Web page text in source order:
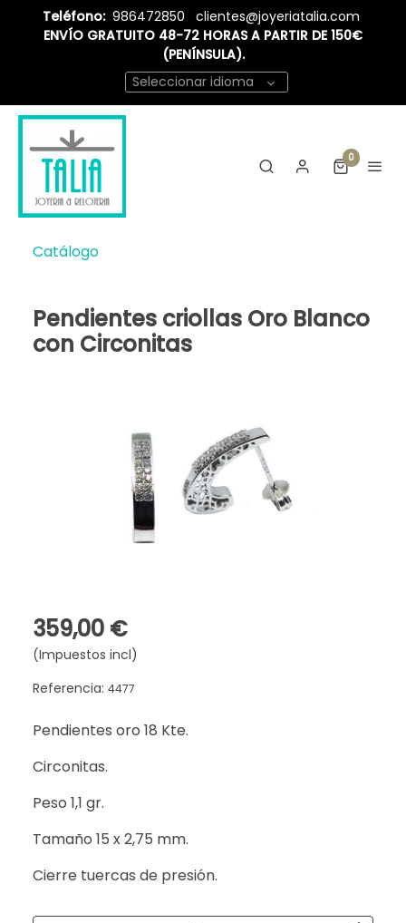
Teléfono: 986472850
clientes@joyeriatalia.com
ENVÍO GRATUITO 48-72 HORAS A PARTIR DE 150€
(PENÍNSULA).
Seleccionar idioma
0
Catálogo
Pendientes criollas Oro Blanco
con Circonitas
359,00 €
(Impuestos incl)
Referencia: 4477
Pendientes oro 18 Kte.
Circonitas.
Peso 1,1 gr.
Tamaño 15 x 2,75 mm.
Cierre tuercas de presión.